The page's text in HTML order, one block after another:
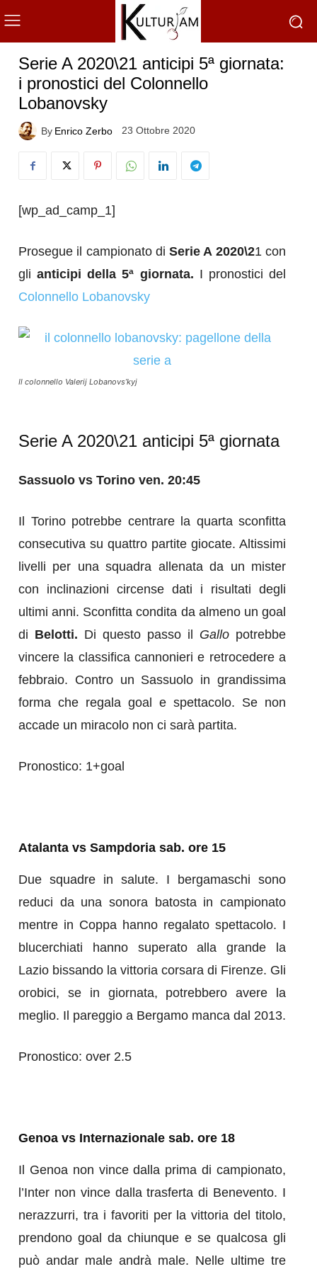
Serie A 2020\21 anticipi 5ª giornata:
i pronostici del Colonnello
Lobanovsky
By Enrico Zerbo 23 Ottobre 2020
[wp_ad_camp_1]
Prosegue il campionato diSerie A 2020\21 con
glianticipi della 5ª giornata. I pronostici del
Colonnello Lobanovsky
Il colonnello Valerij Lobanovs’kyj
Serie A 2020\21 anticipi 5ª giornata
Sassuolo vs Torino ven. 20:45
Il Torino potrebbe centrare la quarta sconfitta
consecutiva su quattro partite giocate. Altissimi
livelli per una squadra allenata da un mister
con inclinazioni circense dati i risultati degli
ultimi anni. Sconfitta condita da almeno un goal
di Belotti. Di questo passo il Gallo potrebbe
vincere la classifica cannonieri e retrocedere a
febbraio. Contro un Sassuolo in grandissima
forma che regala goal e spettacolo. Se non
accade un miracolo non ci sarà partita.
Pronostico: 1+goal
Atalanta vs Sampdoria sab. ore 15
Due squadre in salute. I bergamaschi sono
reduci da una sonora batosta in campionato
mentre in Coppa hanno regalato spettacolo. I
blucerchiati hanno superato alla grande la
Lazio bissando la vittoria corsara di Firenze. Gli
orobici, se in giornata, potrebbero avere la
meglio. Il pareggio a Bergamo manca dal 2013.
Pronostico: over 2.5
Genoa vs Internazionale sab. ore 18
Il Genoa non vince dalla prima di campionato,
l’Inter non vince dalla trasferta di Benevento. I
nerazzurri, tra i favoriti per la vittoria del titolo,
prendono goal da chiunque e se qualcosa gli
può andar male andrà male. Nelle ultime tre